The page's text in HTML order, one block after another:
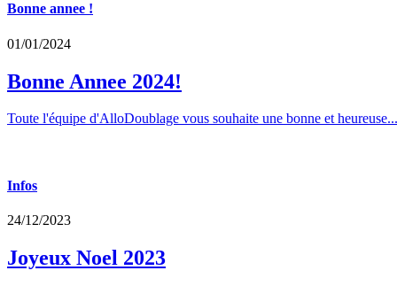
Bonne annee !
01/01/2024
Bonne Annee 2024!
Toute l'équipe d'AlloDoublage vous souhaite une bonne et heureuse...
Infos
24/12/2023
Joyeux Noel 2023